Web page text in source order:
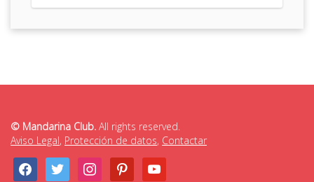
© Mandarina Club. All rights reserved.
Aviso Legal, Protección de datos, Contactar
facebooktwitter instagrampinterestyoutube